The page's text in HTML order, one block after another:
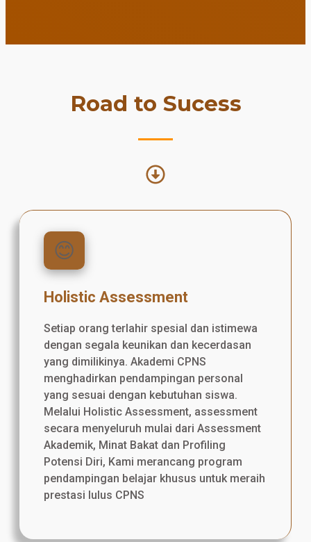
Road to Sucess
😊
Holistic Assessment
Setiap orang terlahir spesial dan istimewa
dengan segala keunikan dan kecerdasan
yang dimilikinya. Akademi CPNS
menghadirkan pendampingan personal
yang sesuai dengan kebutuhan siswa.
Melalui Holistic Assessment, assessment
secara menyeluruh mulai dari Assessment
Akademik, Minat Bakat dan Profiling
Potensi Diri, Kami merancang program
pendampingan belajar khusus untuk meraih
prestasi lulus CPNS